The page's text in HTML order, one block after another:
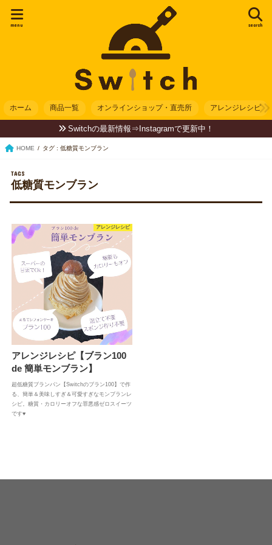
search
menu
ホーム 商品一覧 オンラインショップ・直売所 アレンジレシピ
Switchの最新情報⇒Instagramで更新中！
HOME タグ : 低糖質モンブラン
低糖質モンブラン
アレンジレシピ
アレンジレシピ【ブラン100
de 簡単モンブラン】
超低糖質ブランパン【Switchのブラン100】で作
る、簡単＆美味しすぎ＆可愛すぎなモンブランレ
シピ。糖質・カロリーオフな罪悪感ゼロスイーツ
です♥